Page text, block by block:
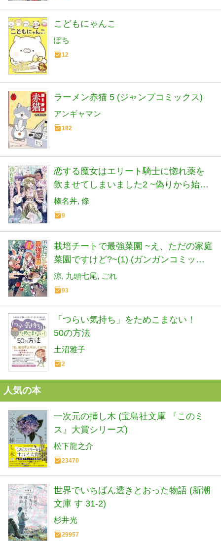
こどもにゃんこ
ぽち
12
ラーメン赤猫 5 (ジャンプコミックス)
アンギャマン
182
恋する魔女はエリート騎士に惚れ薬を
飲ませてしまいました2 ~偽りから始ま
るわたしの溺愛生活~ (DREノベルス は
1-1-2)
榛名丼 條
9
栽培チートで最強菜園 ~え、ただの家庭
菜園ですけど?~(1) (ガンガンコミック
ス UP!)
涼 九頭七尾 ごれ
93
「つらい気持ち」をためこまない！
50の方法
土沼雅子
2
人気の本
一次元の挿し木 (宝島社文庫 『このミ
ス』大賞シリーズ)
松下龍之介
23470
世界でいちばん透きとおった物語 (新潮
文庫 す 31-2)
杉井光
29957